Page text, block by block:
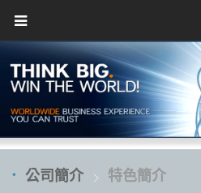
公司簡介 特色簡介